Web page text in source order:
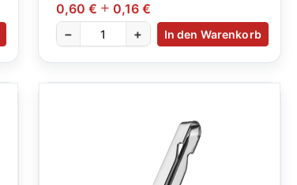
0,60 €
0,16 €
−
+ In den Warenkorb